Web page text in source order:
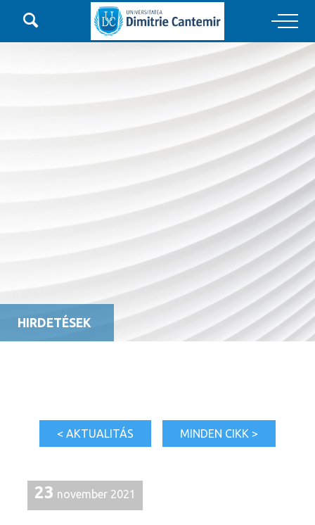

Main Navigation
HIRDETÉSEK
< AKTUALITÁS MINDEN CIKK >
23 november 2021